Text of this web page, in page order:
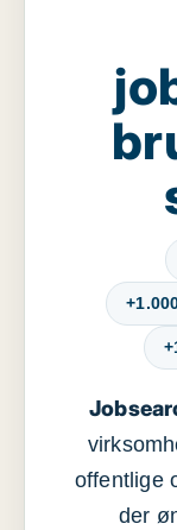
offentlige
der